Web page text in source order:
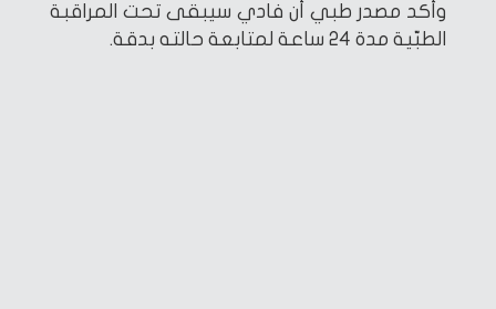
وأكد مصدر طبي أن فادي سيبقى تحت المراقبة
الطبّية مدة 24 ساعة لمتابعة حالته بدقة.